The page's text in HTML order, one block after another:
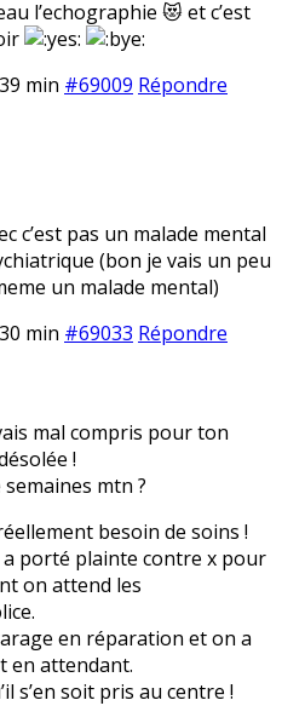
l’echographie 😻 et c’est
min #69009 Répondre
c’est pas un malade mental
(bon je vais un peu
un malade mental)
min #69033 Répondre
mal compris pour ton
!
mtn ?
besoin de soins !
porté plainte contre x pour
on attend les
en réparation et on a
en attendant.
s’en soit pris au centre !